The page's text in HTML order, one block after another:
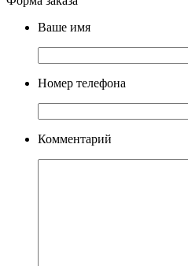
Ваше имя
Номер телефона
Комментарий